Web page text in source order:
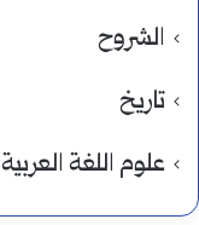
الشروح
تاريخ
علوم اللغة العربية